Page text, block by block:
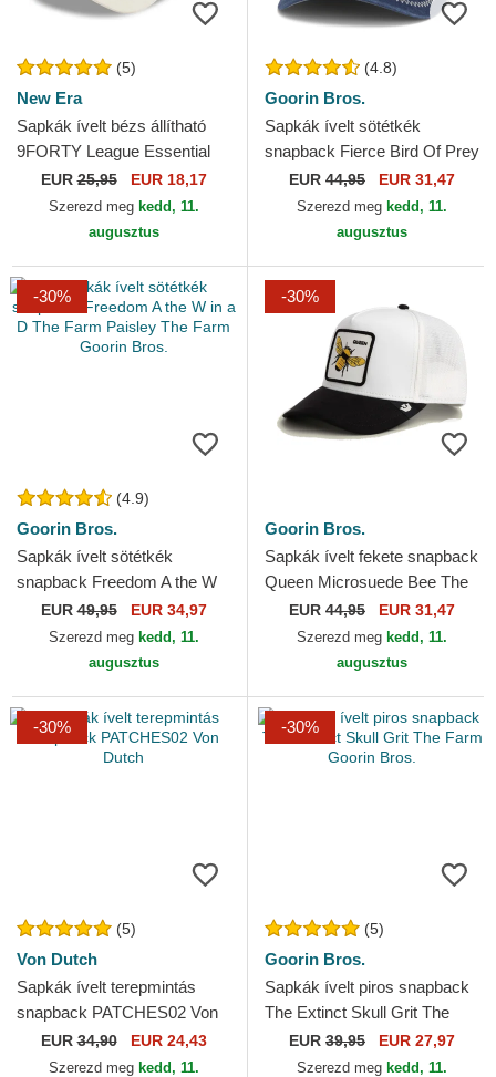
(5)
New Era
Sapkák ívelt bézs állítható
9FORTY League Essential
Los Angeles Dodgers MLB
New Era
EUR25,95 EUR 18,17
Szerezd meg kedd, 11.
augusztus
(4.8)
Goorin Bros.
Sapkák ívelt sötétkék
snapback Fierce Bird Of Prey
Core Canvas The Farm
Goorin Bros.
EUR 44,95 EUR 31,47
Szerezd meg kedd, 11.
augusztus
-30%
(4.9)
Goorin Bros.
Sapkák ívelt sötétkék
snapback Freedom A the W
in a D The Farm Paisley The
Farm Goorin Bros.
EUR49,95 EUR 34,97
Szerezd meg kedd, 11.
augusztus
-30%
Goorin Bros.
Sapkák ívelt fekete snapback
Queen Microsuede Bee The
Farm Goorin Bros.
EUR 44,95 EUR 31,47
Szerezd meg kedd, 11.
augusztus
-30%
(5)
Von Dutch
Sapkák ívelt terepmintás
snapback PATCHES02 Von
DutchEUR34,90 EUR 24,43
Szerezd meg kedd, 11.
-30%
(5)
Goorin Bros.
Sapkák ívelt piros snapback
The Extinct Skull Grit The
Farm Goorin Bros.
EUR 39,95 EUR 27,97
Szerezd meg kedd, 11.